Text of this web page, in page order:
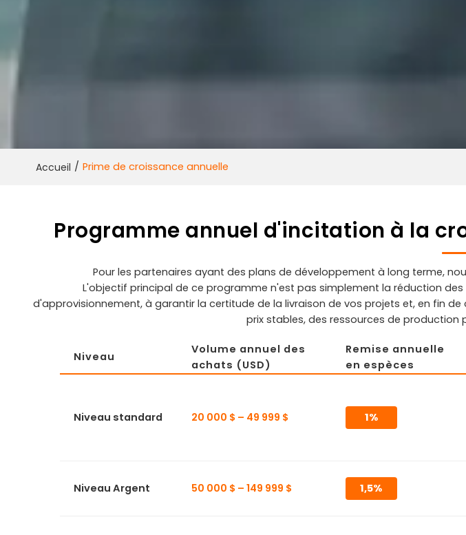
Accueil / Prime de croissance annuelle
Programme annuel d'incitation à la
Pour les partenaires ayant des plans de développement à long terme,
L'objectif principal de ce programme n'est pas simplement la réduction
d'approvisionnement, à garantir la certitude de la livraison de vos projets et, en fin
prix stables, des ressources de
Niveau
Volume annuel des
achats (USD)
Remise annuelle
en espèces
Niveau standard 20 000 $ – 49 999 $ 1%
Niveau Argent 50 000 $ – 149 999 $ 1,5%